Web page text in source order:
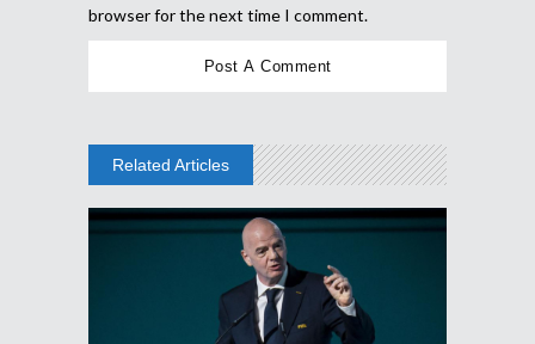
browser for the next time I comment.
Related Articles